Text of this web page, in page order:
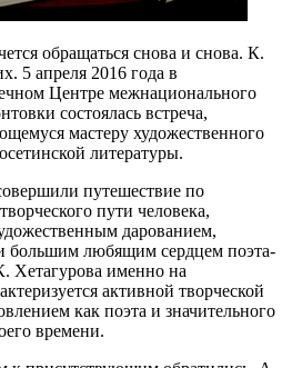
обращаться снова и снова. К.
5 апреля 2016 года в
Центре межнационального
состоялась встреча,
мастеру художественного
литературы.
путешествие по
пути человека,
дарованием,
большим любящим сердцем поэта-
Хетагурова именно на
активной творческой
как поэта и значительного
времени.